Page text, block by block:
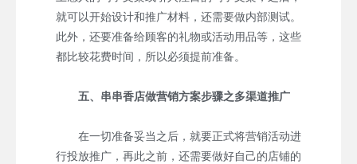
就可以开始设计和推广材料，还需要做内部测试。
此外，还要准备给顾客的礼物或活动用品等，这些
都比较花费时间，所以必须提前准备。
五、串串香店做营销方案步骤之多渠道推广
在一切准备妥当之后，就要正式将营销活动进
行投放推广，再此之前，还需要做好自己的店铺的